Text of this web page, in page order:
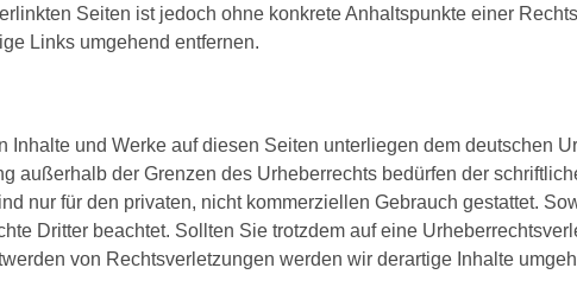
Seiten ist jedoch ohne konkrete Anhaltspunkte einer
Links umgehend entfernen.
Inhalte und Werke auf diesen Seiten unterliegen dem deutschen
außerhalb der Grenzen des Urheberrechts bedürfen der
nur für den privaten, nicht kommerziellen Gebrauch gestattet.
Dritter beachtet. Sollten Sie trotzdem auf eine
von Rechtsverletzungen werden wir derartige Inhalte